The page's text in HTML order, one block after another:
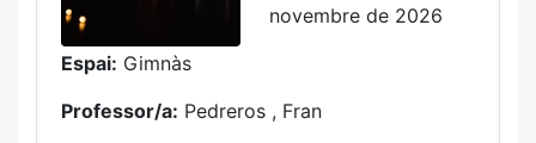
novembre de 2026
Espai: Gimnàs
Professor/a: Pedreros , Fran